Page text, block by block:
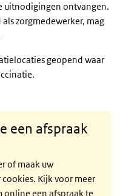
uitnodigingen ontvangen.
zorgmedewerker, mag
geopend waar
een afspraak
of maak uw
Kijk voor meer
online een afspraak te